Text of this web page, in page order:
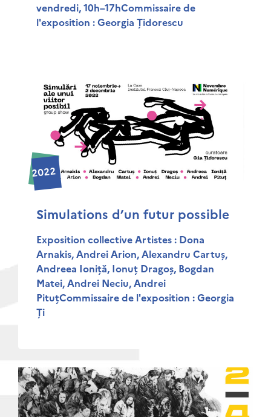
vendredi, 10h–17hCommissaire de
l'exposition : Georgia Țidorescu
2022
Simulations d’un futur possible
Exposition collective Artistes : Dona
Arnakis, Andrei Arion, Alexandru Cartuș,
Andreea Ioniță, Ionuț Dragoș, Bogdan
Matei, Andrei Neciu, Andrei
PituțCommissaire de l'exposition : Georgia
Ți